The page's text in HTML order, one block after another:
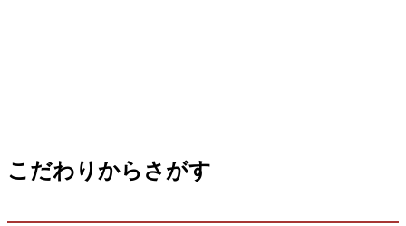
こだわりからさがす